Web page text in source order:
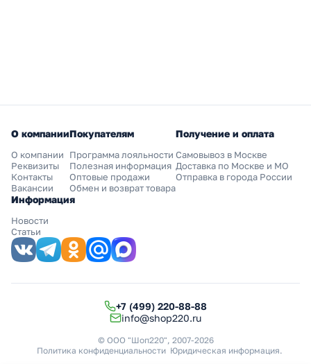
О компании
О компании
Реквизиты
Контакты
Вакансии
Покупателям
Программа лояльности
Полезная информация
Оптовые продажи
Обмен и возврат товара
Получение и оплата
Самовывоз в Москве
Доставка по Москве и МО
Отправка в города России
Информация
Новости
Статьи
+7 (499) 220-88-88
info@shop220.ru
© ООО "Шоп220", 2007-2026
Политика конфиденциальности Юридическая информация.